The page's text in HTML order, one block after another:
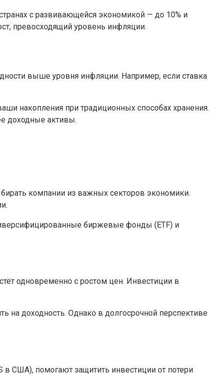
с развивающейся экономикой — до 10% и
превосходящий уровень инфляции.
выше уровня инфляции. Например, если ставка
накопления при традиционных способах хранения.
доходные активы.
компании из важных секторов экономики.
биржевые фонды (ETF) и
одновременно с ростом цен. Инвестиции в
на доходность. Однако в долгосрочной перспективе
в США), помогают защитить инвестиции от потери